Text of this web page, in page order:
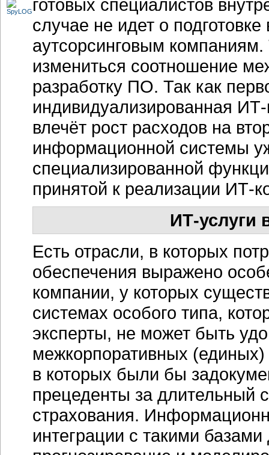
готовых специалистов
случае не идет о
аутсорсинговым
измениться соотношение
разработку ПО. Так как
индивидуализированная
влечёт рост расходов на
информационной системы
специализированной
принятой к реализации ИТ-
ИТ-услуги
Есть отрасли, в которых
обеспечения выражено
компании, у которых
системах особого типа,
эксперты, не может быть
межкорпоративных
в которых были бы
прецеденты за длительный
страхования.
интеграции с такими